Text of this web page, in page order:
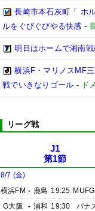
長崎市本石灰町「 ホ
ルをぐびぐびやる快感 -
明日はホームで湘南
横浜F・マリノスMF
戦でいきなりゴール - ド
リーグ戦
J1
第1節
8/7 (金)
横浜FM - 鹿島 19:25
G大阪
- 浦和 19:30
パナ